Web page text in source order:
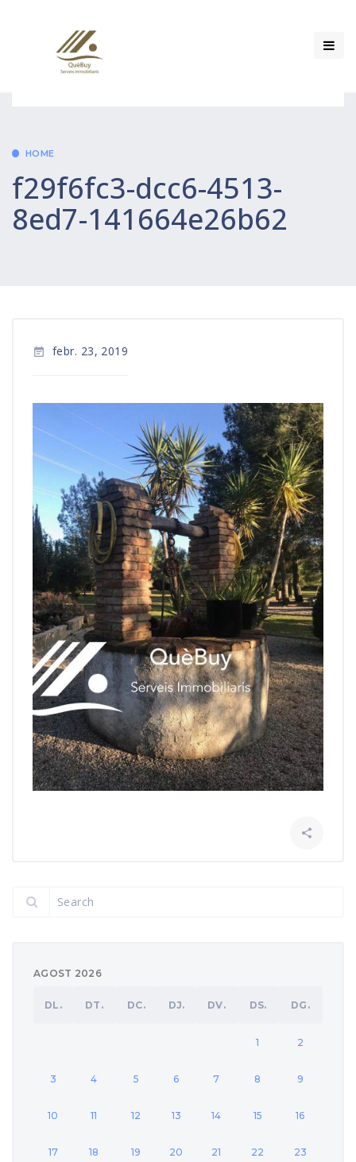
HOME
f29f6fc3-dcc6-4513-
8ed7-141664e26b62
 febr. 23, 2019

AGOST 2026
DL. DT. DC. DJ. DV. DS. DG.
1 2
3 4 5 6 7 8 9
10 11 12 13 14 15 16
17 18 19 20 21 22 23